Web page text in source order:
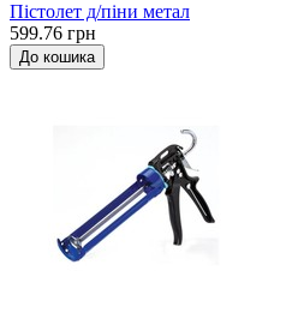
Пістолет д/піни метал
599.76 грн
До кошика